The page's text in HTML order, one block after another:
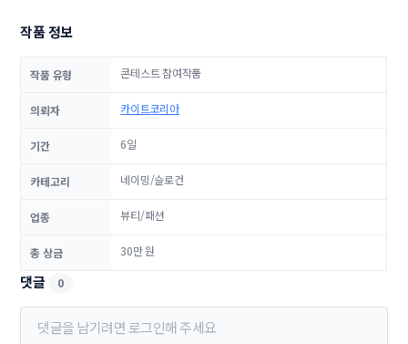
작품 정보
작품 유형 콘테스트 참여작품
의뢰자 카이트코리아
기간 6일
카테고리 네이밍/슬로건
업종 뷰티/패션
총 상금 30만 원
댓글 0